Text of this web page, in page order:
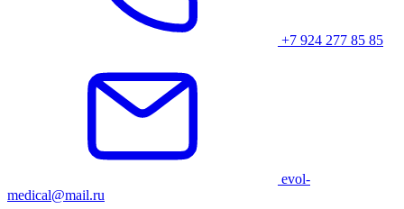
+7 924 277 85 85
evol-
medical@mail.ru